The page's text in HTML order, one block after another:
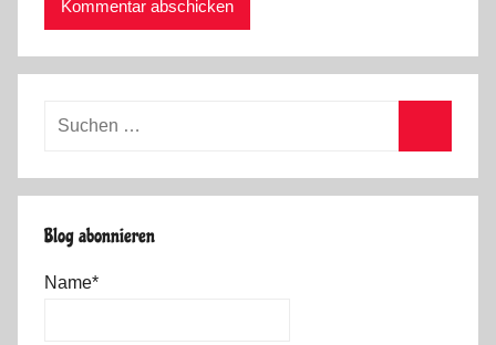
Suchen
Blog abonnieren
Name*